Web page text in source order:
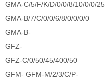
GMA-C/5/F/K/D/0/0/8/10/0/0/25
GMA-B/7/C/0/0/6/8/0/0/0/0
GMA-B-
GFZ-
GFZ-C/0/50/45/400/50
GFM- GFM-M/2/3/C/P-